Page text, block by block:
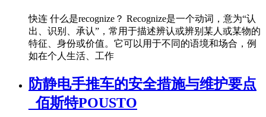
快连 什么是recognize？ Recognize是一个动词，意为“认
出、识别、承认”，常用于描述辨认或辨别某人或某物的
特征、身份或价值。它可以用于不同的语境和场合，例
如在个人生活、工作
防静电手推车的安全措施与维护要点
_佰斯特POUSTO